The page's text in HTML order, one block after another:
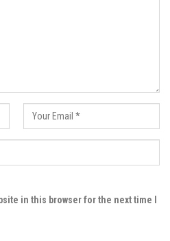
in this browser for the next time I